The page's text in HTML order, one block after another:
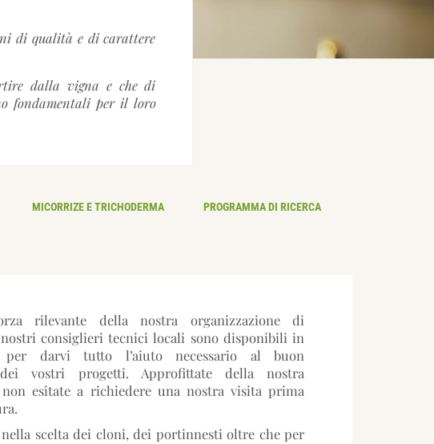
di qualità e di carattere
dalla vigna e che di
fondamentali per il loro
MICORRIZE E TRICHODERMA PROGRAMMA DI RICERCA
rilevante della nostra organizzazione di
consiglieri tecnici locali sono disponibili in
per darvi tutto l’aiuto necessario al buon
vostri progetti. Approfittate della nostra
non esitate a richiedere una nostra visita prima
scelta dei cloni, dei portinnesti oltre che per